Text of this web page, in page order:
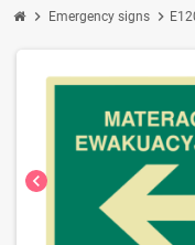
chevron_right Emergency signs chevron_right
chevron_left